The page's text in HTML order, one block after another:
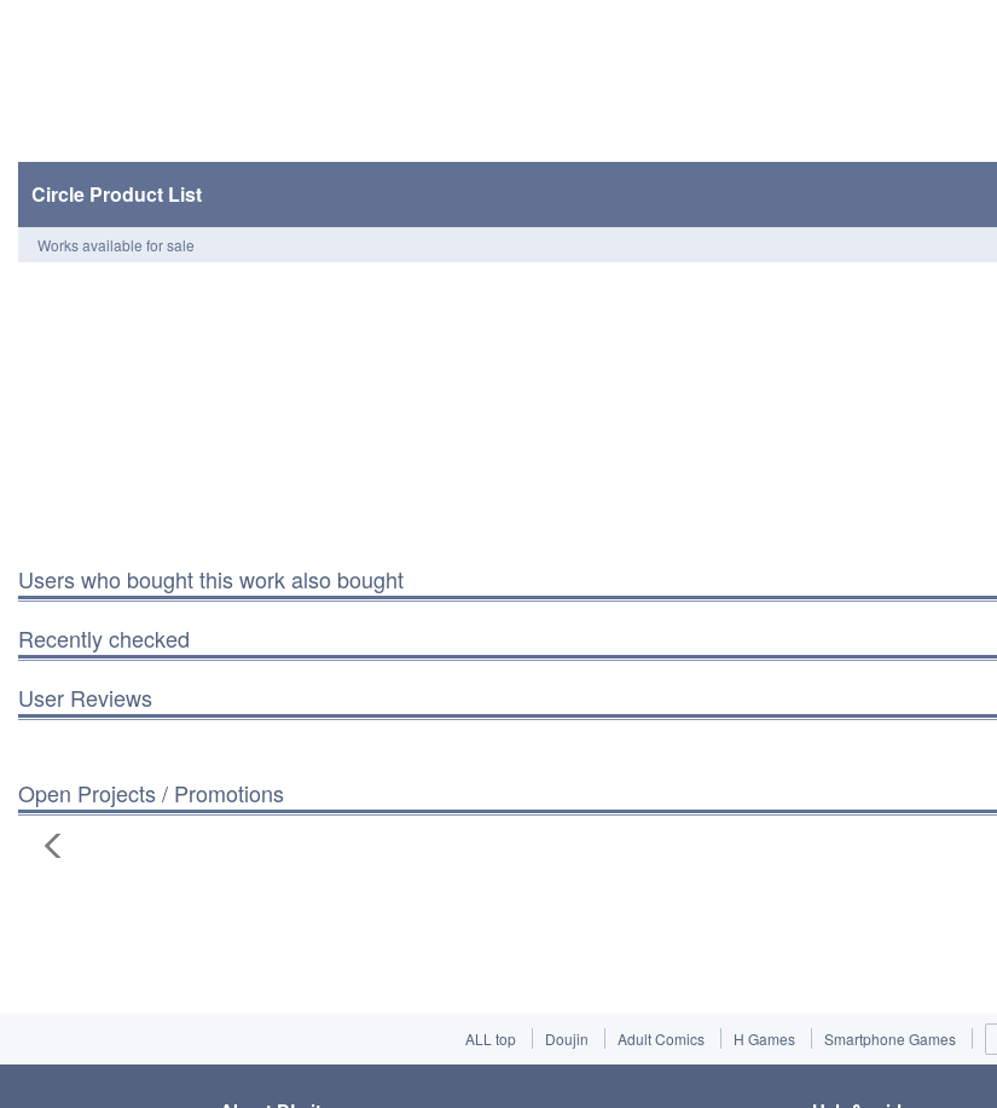
Circle Product List
Works available for sale
Users who bought this work also bought
Recently checked
User Reviews
Open Projects / Promotions
ALL top Doujin Adult Comics H Games Smartphone Games